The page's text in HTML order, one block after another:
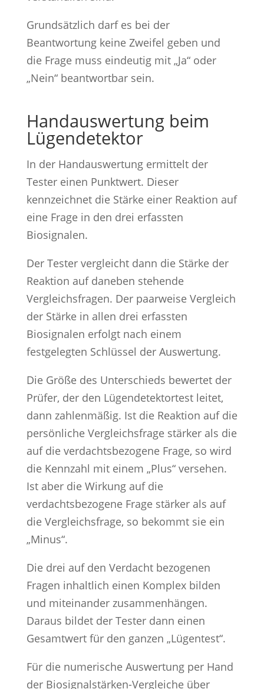
Grundsätzlich darf es bei der
Beantwortung keine Zweifel geben und
die Frage muss eindeutig mit „Ja“ oder
„Nein“ beantwortbar sein.
Handauswertung beim
Lügendetektor
In der Handauswertung ermittelt der
Tester einen Punktwert. Dieser
kennzeichnet die Stärke einer Reaktion auf
eine Frage in den drei erfassten
Biosignalen.
Der Tester vergleicht dann die Stärke der
Reaktion auf daneben stehende
Vergleichsfragen. Der paarweise Vergleich
der Stärke in allen drei erfassten
Biosignalen erfolgt nach einem
festgelegten Schlüssel der Auswertung.
Die Größe des Unterschieds bewertet der
Prüfer, der den Lügendetektortest leitet,
dann zahlenmäßig. Ist die Reaktion auf die
persönliche Vergleichsfrage stärker als die
auf die verdachtsbezogene Frage, so wird
die Kennzahl mit einem „Plus“ versehen.
Ist aber die Wirkung auf die
verdachtsbezogene Frage stärker als auf
die Vergleichsfrage, so bekommt sie ein
„Minus“.
Die drei auf den Verdacht bezogenen
Fragen inhaltlich einen Komplex bilden
und miteinander zusammenhängen.
Daraus bildet der Tester dann einen
Gesamtwert für den ganzen „Lügentest“.
Für die numerische Auswertung per Hand
der Biosignalstärken-Vergleiche über